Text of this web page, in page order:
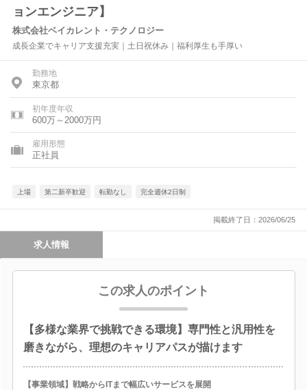
ョンエンジニア】
株式会社ベイカレント・テクノロジー
成長企業でキャリア支援充実｜土日祝休み｜福利厚生も手厚い
勤務地
東京都
初年度年収
600万～2000万円
雇用形態
正社員
上場 第二新卒歓迎 転勤なし 完全週休2日制
掲載終了日：2026/06/25
求人情報
この求人のポイント
【多様な業界で挑戦できる環境】専門性と汎用性を
磨きながら、理想のキャリアパスが描けます
【事業領域】戦略からITまで幅広いサービスを展開